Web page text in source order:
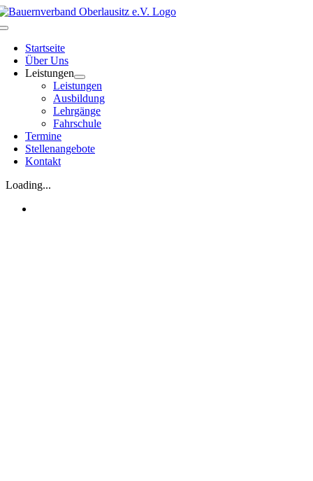
Zum
Inhalt
Toggle
NavigationStartseite
Über Uns
Leistungen
Leistungen
Ausbildung
Lehrgänge
Fahrschule
Termine
Stellenangebote
Kontakt
Loading...